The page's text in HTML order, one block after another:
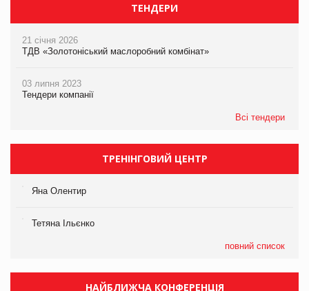
ТЕНДЕРИ
21 січня 2026
ТДВ «Золотоніський маслоробний комбінат»
03 липня 2023
Тендери компанії
Всі тендери
ТРЕНІНГОВИЙ ЦЕНТР
Яна Олентир
Тетяна Ільєнко
повний список
НАЙБЛИЖЧА КОНФЕРЕНЦІЯ